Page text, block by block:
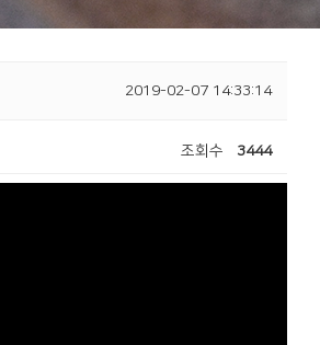
2019-02-07 14:33:14
조회수 3444